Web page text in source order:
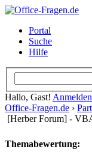
Portal
Suche
Hilfe
Hallo, Gast! Anmelden
Office-Fragen.de ›
[Herber Forum] -
Themabewertung: